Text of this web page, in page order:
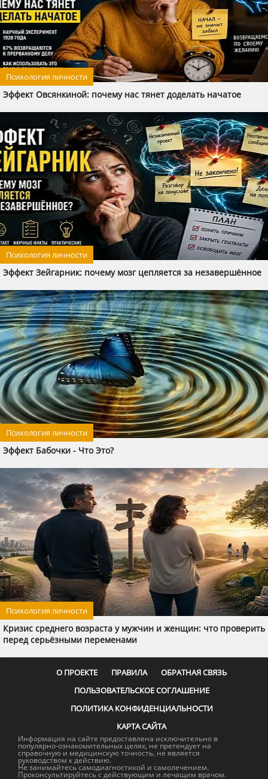
Психология личности
Эффект Овсянкиной: почему нас тянет доделать начатое
Психология личности
Эффект Зейгарник: почему мозг цепляется за незавершённое
Психология личности
Эффект Бабочки - Что Это?
Психология личности
Кризис среднего возраста у мужчин и женщин: что проверить
перед серьёзными переменами
О ПРОЕКТЕ ПРАВИЛА
ОБРАТНАЯ СВЯЗЬ
ПОЛЬЗОВАТЕЛЬСКОЕ СОГЛАШЕНИЕ
ПОЛИТИКА КОНФИДЕНЦИАЛЬНОСТИ
КАРТА САЙТА
Информация на сайте предоставлена исключительно в
популярно-ознакомительных целях, не претендует на
справочную и медицинскую точность, не является
руководством к действию.
Не занимайтесь самодиагностикой и самолечением.
Проконсультируйтесь с действующим и лечащим врачом.